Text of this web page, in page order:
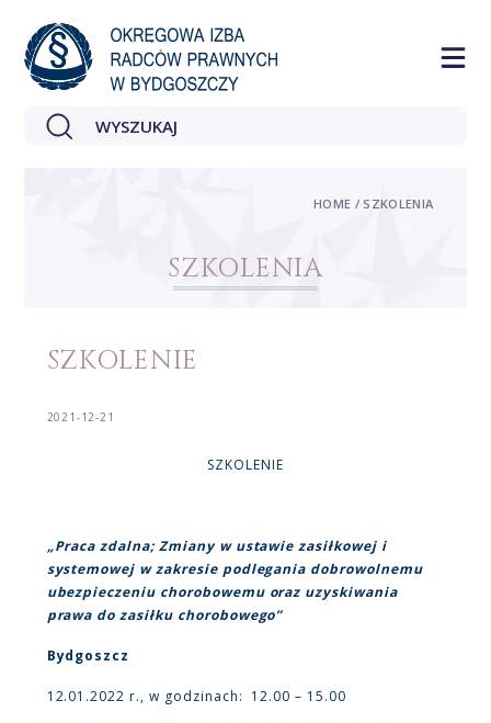
SZKOLENIA
HOME / SZKOLENIA
SZKOLENIE
2021-12-21
SZKOLENIE
„Praca zdalna; Zmiany w ustawie zasiłkowej i
systemowej w zakresie podlegania dobrowolnemu
ubezpieczeniu chorobowemu oraz uzyskiwania
prawa do zasiłku chorobowego”
Bydgoszcz
12.01.2022 r., w godzinach: 12.00 – 15.00